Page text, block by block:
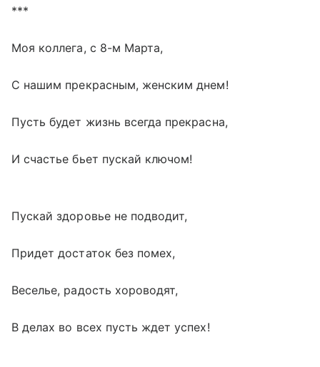
***
Моя коллега, с 8-м Марта,
С нашим прекрасным, женским днем!
Пусть будет жизнь всегда прекрасна,
И счастье бьет пускай ключом!
Пускай здоровье не подводит,
Придет достаток без помех,
Веселье, радость хороводят,
В делах во всех пусть ждет успех!